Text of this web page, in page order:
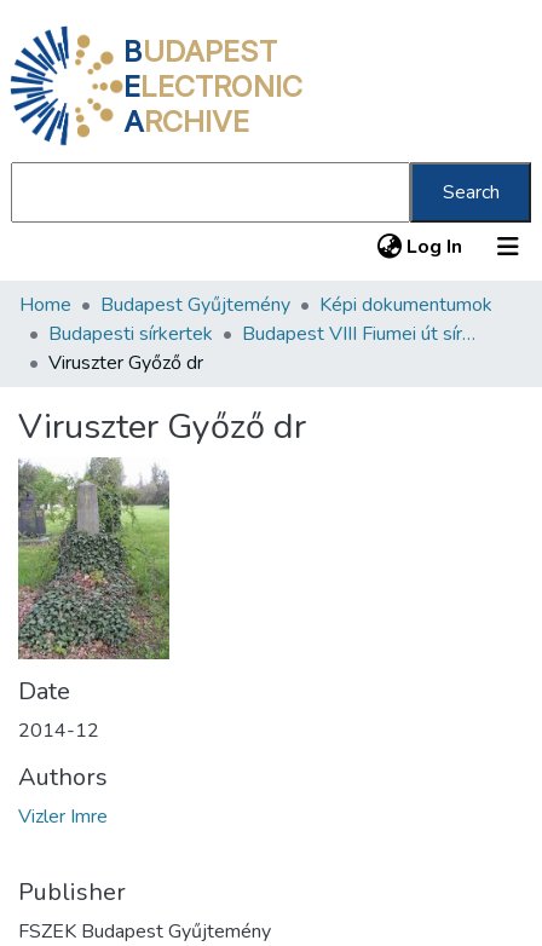
BUDAPEST
ELECTRONIC
ARCHIVE
Search
Log In (current)
Communities & Collections
All of DSpace
About us
Home Budapest Gyűjtemény
Képi dokumentumok
Budapesti sírkertek
Budapest VIII Fiumei út sírkert 2. rész
Viruszter Győző dr
Viruszter Győző dr
Date
2014-12
Authors
Vizler Imre
Publisher
FSZEK Budapest Gyűjtemény